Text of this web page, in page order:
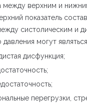
между верхним и
показатель
систолическим и
могут
дисфункция;
перегрузки,